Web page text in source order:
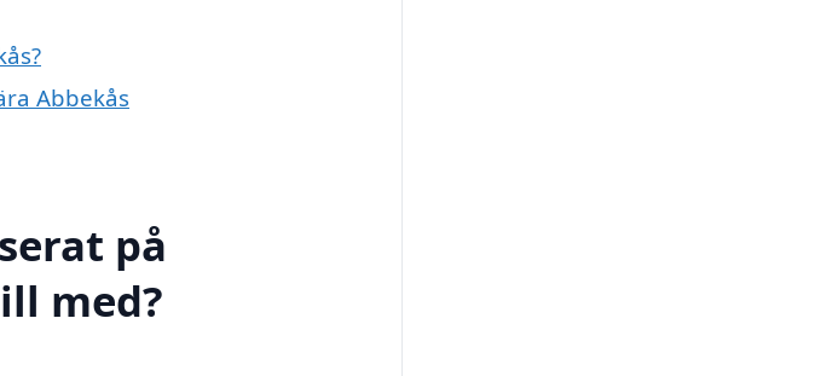
Abbekås
på
med?